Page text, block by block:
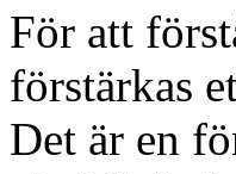
För att
förstärkas
Det är en